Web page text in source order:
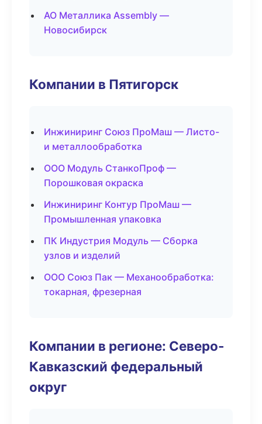
АО Металлика Assembly —
Новосибирск
Компании в Пятигорск
Инжиниринг Союз ПроМаш — Листо-
и металлообработка
ООО Модуль СтанкоПроф —
Порошковая окраска
Инжиниринг Контур ПроМаш —
Промышленная упаковка
ПК Индустрия Модуль — Сборка
узлов и изделий
ООО Союз Пак — Механообработка:
токарная, фрезерная
Компании в регионе: Северо-
Кавказский федеральный
округ